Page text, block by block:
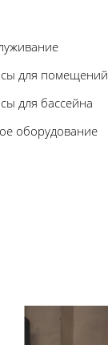
для помещений
для бассейна
оборудование